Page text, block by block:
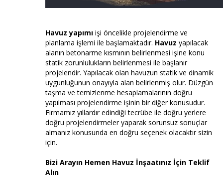
Havuz yapımı işi öncelikle projelendirme ve
planlama işlemi ile başlamaktadır. Havuz yapılacak
alanın betonarme kısmının belirlenmesi işine konu
statik zorunlulukların belirlenmesi ile başlanır
projelendir. Yapılacak olan havuzun statik ve dinamik
uygunluğunun onayıyla alan belirlenmiş olur. Düzgün
taşma ve temizlenme hesaplamalarının doğru
yapılması projelendirme işinin bir diğer konusudur.
Firmamız yıllardır edindiği tecrübe ile doğru yerlere
doğru projelendirmeler yaparak sorunsuz sonuçlar
almanız konusunda en doğru seçenek olacaktır sizin
için.
Bizi Arayın Hemen Havuz İnşaatınız İçin Teklif
Alın